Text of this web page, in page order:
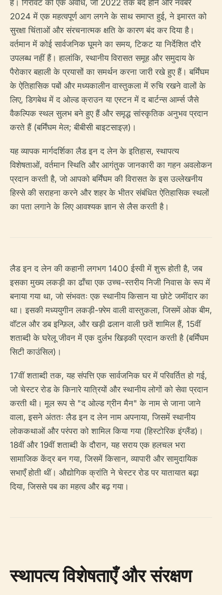
है। गिरावट की एक अवधि, जो 2022 तक बंद होने और नवंबर
2024 में एक महत्वपूर्ण आग लगने के साथ समाप्त हुई, ने इमारत को
सुरक्षा चिंताओं और संरचनात्मक क्षति के कारण बंद कर दिया है।
वर्तमान में कोई सार्वजनिक घूमने का समय, टिकट या निर्देशित दौरे
उपलब्ध नहीं हैं। हालांकि, स्थानीय विरासत समूह और समुदाय के
पैरोकार बहाली के प्रयासों का समर्थन करना जारी रखे हुए हैं। बर्मिंघम
के ऐतिहासिक पबों और मध्यकालीन वास्तुकला में रुचि रखने वालों के
लिए, डिगबेथ में द ओल्ड क्राउन या एस्टन में द बार्टन्स आर्म्स जैसे
वैकल्पिक स्थल सुलभ बने हुए हैं और समृद्ध सांस्कृतिक अनुभव प्रदान
करते हैं (बर्मिंघम मेल; बीबीसी बाइटसाइज़)।
यह व्यापक मार्गदर्शिका लैड इन द लेन के इतिहास, स्थापत्य
विशेषताओं, वर्तमान स्थिति और आगंतुक जानकारी का गहन अवलोकन
प्रदान करती है, जो आपको बर्मिंघम की विरासत के इस उल्लेखनीय
हिस्से की सराहना करने और शहर के भीतर संबंधित ऐतिहासिक स्थलों
का पता लगाने के लिए आवश्यक ज्ञान से लैस करती है।
लैड इन द लेन की कहानी लगभग 1400 ईस्वी में शुरू होती है, जब
इसका मुख्य लकड़ी का ढाँचा एक उच्च-स्तरीय निजी निवास के रूप में
बनाया गया था, जो संभवतः एक स्थानीय किसान या छोटे जमींदार का
था। इसकी मध्ययुगीन लकड़ी-फ़्रेम वाली वास्तुकला, जिसमें ओक बीम,
वॉटल और डब इन्फ़िल, और खड़ी ढलान वाली छतें शामिल हैं, 15वीं
शताब्दी के घरेलू जीवन में एक दुर्लभ खिड़की प्रदान करती है (बर्मिंघम
सिटी काउंसिल)।
17वीं शताब्दी तक, यह संपत्ति एक सार्वजनिक घर में परिवर्तित हो गई,
जो चेस्टर रोड के किनारे यात्रियों और स्थानीय लोगों को सेवा प्रदान
करती थी। मूल रूप से "द ओल्ड ग्रीन मैन" के नाम से जाना जाने
वाला, इसने अंततः लैड इन द लेन नाम अपनाया, जिसमें स्थानीय
लोककथाओं और परंपरा को शामिल किया गया (हिस्टोरिक इंग्लैंड)।
18वीं और 19वीं शताब्दी के दौरान, यह सराय एक हलचल भरा
सामाजिक केंद्र बन गया, जिसमें किसान, व्यापारी और सामुदायिक
सभाएँ होती थीं। औद्योगिक क्रांति ने चेस्टर रोड पर यातायात बढ़ा
दिया, जिससे पब का महत्व और बढ़ गया।
स्थापत्य विशेषताएँ और संरक्षण